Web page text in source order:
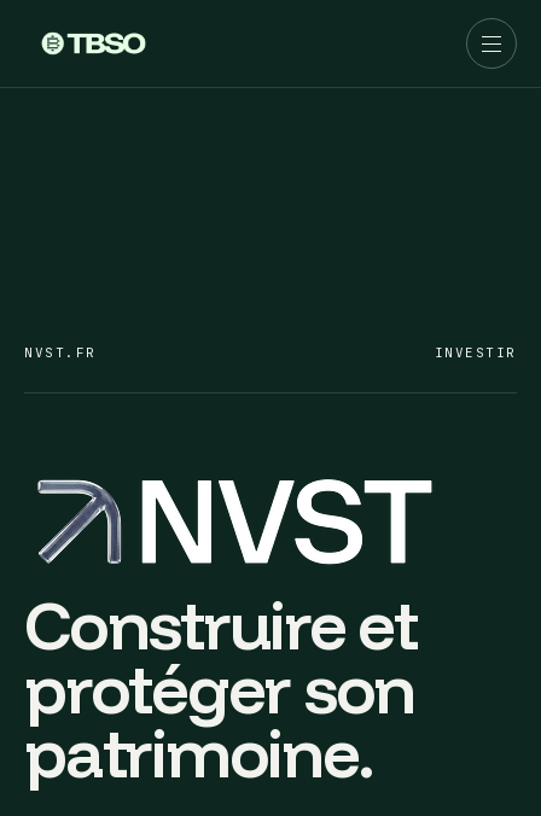
NVST.FR INVESTIR
Construire et
protéger son
patrimoine.